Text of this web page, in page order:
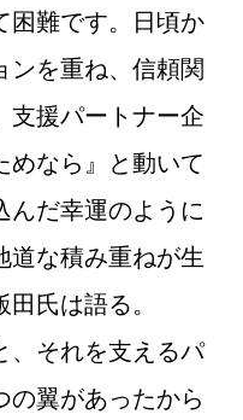
困難です。日頃か
ンを重ね、信頼関
支援パートナー企
めなら』と動いて
んだ幸運のように
道な積み重ねが生
氏は語る。
、それを支えるパ
翼があったから